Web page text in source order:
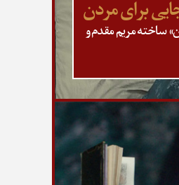
برای مردن
ساخته مریم مقدم و